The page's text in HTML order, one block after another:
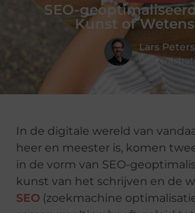
SEO-
Kunst of
Lars Peters
In de digitale wereld van
heer en meester is, komen
in de vorm van SEO-
kunst van het schrijven en de
SEO (zoekmachine